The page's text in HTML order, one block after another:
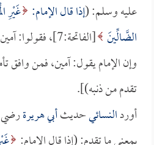
عليه وسلم: (إذا قال الإمام: غَيْرِ
الضَّالِّينَ
[الفاتحة:7]،
وإن الإمام يقول: آمين، فمن وافق
تقدم من ذنبه)].
أوردالنسائيحديثأبي هريرةرضي